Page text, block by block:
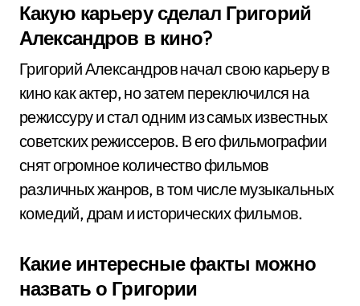
Какую карьеру сделал Григорий
Александров в кино?
Григорий Александров начал свою карьеру в
кино как актер, но затем переключился на
режиссуру и стал одним из самых известных
советских режиссеров. В его фильмографии
снят огромное количество фильмов
различных жанров, в том числе музыкальных
комедий, драм и исторических фильмов.
Какие интересные факты можно
назвать о Григории